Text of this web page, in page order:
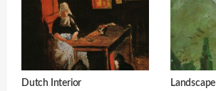
Dutch Interior Landscape